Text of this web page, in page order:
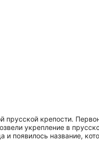
прусской крепости.
укрепление в
появилось название,